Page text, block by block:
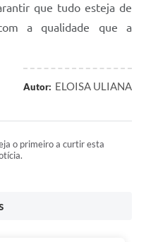
que tudo esteja de
a qualidade que a
Autor: ELOISA ULIANA
o primeiro a curtir esta